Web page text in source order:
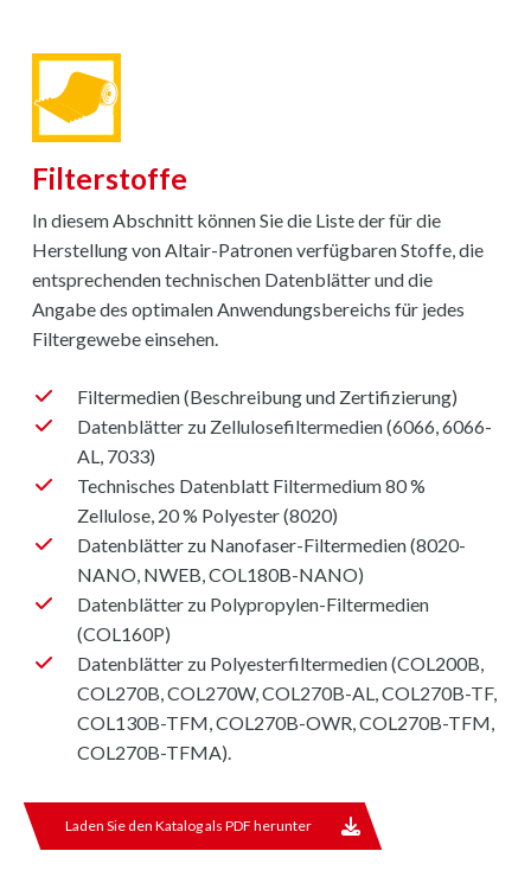
Filterstoffe
In diesem Abschnitt können Sie die Liste der für die
Herstellung von Altair-Patronen verfügbaren Stoffe, die
entsprechenden technischen Datenblätter und die
Angabe des optimalen Anwendungsbereichs für jedes
Filtergewebe einsehen.
Filtermedien (Beschreibung und Zertifizierung)
Datenblätter zu Zellulosefiltermedien (6066, 6066-
AL, 7033)
Technisches Datenblatt Filtermedium 80 %
Zellulose, 20 % Polyester (8020)
Datenblätter zu Nanofaser-Filtermedien (8020-
NANO, NWEB, COL180B-NANO)
Datenblätter zu Polypropylen-Filtermedien
(COL160P)
Datenblätter zu Polyesterfiltermedien (COL200B,
COL270B, COL270W, COL270B-AL, COL270B-TF,
COL130B-TFM, COL270B-OWR, COL270B-TFM,
COL270B-TFMA).
Laden Sie den Katalog als PDF herunter